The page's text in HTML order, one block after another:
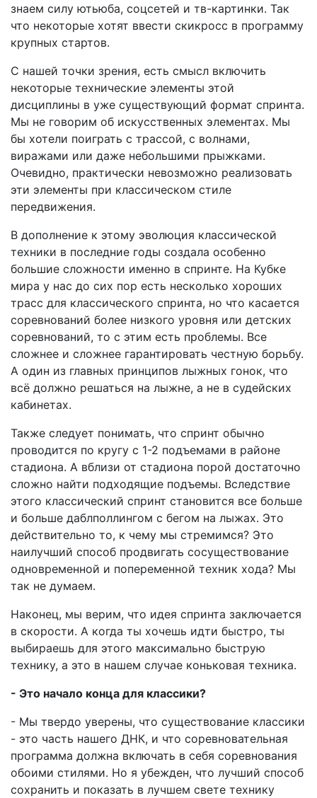
знаем силу ютьюба, соцсетей и тв-картинки. Так
что некоторые хотят ввести скикросс в программу
крупных стартов.
С нашей точки зрения, есть смысл включить
некоторые технические элементы этой
дисциплины в уже существующий формат спринта.
Мы не говорим об искусственных элементах. Мы
бы хотели поиграть с трассой, с волнами,
виражами или даже небольшими прыжками.
Очевидно, практически невозможно реализовать
эти элементы при классическом стиле
передвижения.
В дополнение к этому эволюция классической
техники в последние годы создала особенно
большие сложности именно в спринте. На Кубке
мира у нас до сих пор есть несколько хороших
трасс для классического спринта, но что касается
соревнований более низкого уровня или детских
соревнований, то с этим есть проблемы. Все
сложнее и сложнее гарантировать честную борьбу.
А один из главных принципов лыжных гонок, что
всё должно решаться на лыжне, а не в судейских
кабинетах.
Также следует понимать, что спринт обычно
проводится по кругу с 1-2 подъемами в районе
стадиона. А вблизи от стадиона порой достаточно
сложно найти подходящие подъемы. Вследствие
этого классический спринт становится все больше
и больше даблполлингом с бегом на лыжах. Это
действительно то, к чему мы стремимся? Это
наилучший способ продвигать сосуществование
одновременной и попеременной техник хода? Мы
так не думаем.
Наконец, мы верим, что идея спринта заключается
в скорости. А когда ты хочешь идти быстро, ты
выбираешь для этого максимально быструю
технику, а это в нашем случае коньковая техника.
- Это начало конца для классики?
- Мы твердо уверены, что существование классики
- это часть нашего ДНК, и что соревновательная
программа должна включать в себя соревнования
обоими стилями. Но я убежден, что лучший способ
сохранить и показать в лучшем свете технику